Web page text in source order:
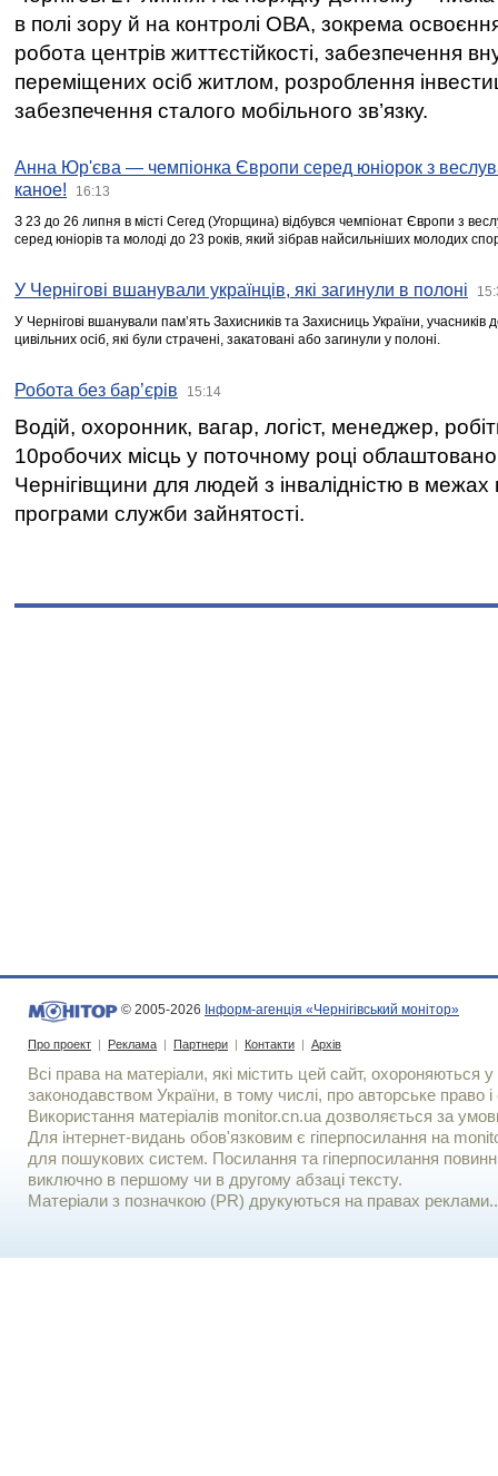
в полі зору й на контролі ОВА, зокрема освоєння
робота центрів життєстійкості, забезпечення
переміщених осіб житлом, розроблення
забезпечення сталого мобільного зв’язку.
Анна Юр'єва — чемпіонка Європи серед юніорок з
каное!
16:13
З 23 до 26 липня в місті Сегед (Угорщина) відбувся чемпіонат Європи з
серед юніорів та молоді до 23 років, який зібрав найсильніших молодих
У Чернігові вшанували українців, які загинули в полоні
У Чернігові вшанували пам’ять Захисників та Захисниць України,
цивільних осіб, які були страчені, закатовані або загинули у полоні.
Робота без бар’єрів 15:14
Водій, охоронник, вагар, логіст, менеджер,
10робочих місць у поточному році
Чернігівщини для людей з інвалідністю в межах
програми служби зайнятості.
© 2005-2026 Інформ-агенція «Чернігівський монітор»
Про проект | Реклама | Партнери | Контакти | Архів
Всі права на матеріали, які містить цей сайт, охороняються у
законодавством України, в тому числі, про авторське право і
Використання матерiалiв monitor.cn.ua дозволяється за
Для iнтернет-видань обов'язковим є гiперпосилання на
для пошукових систем. Посилання та гіперпосилання
виключно в першому чи в другому абзаці тексту.
Матеріали з позначкою (PR) друкуються на правах реклами..